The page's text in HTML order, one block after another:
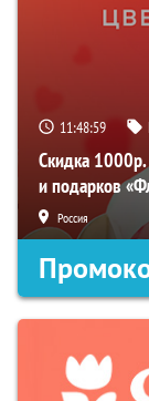
11:48:58
Скидка 1000р.
и подарков
Россия